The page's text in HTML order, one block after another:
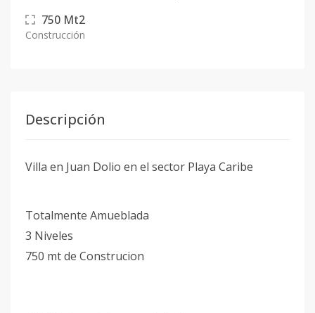
750 Mt2
Construcción
Descripción
Villa en Juan Dolio en el sector Playa Caribe
Totalmente Amueblada
3 Niveles
750 mt de Construcion